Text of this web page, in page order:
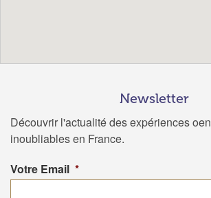
Newsletter
Découvrir l'actualité des expériences
inoubliables en France.
Votre Email *